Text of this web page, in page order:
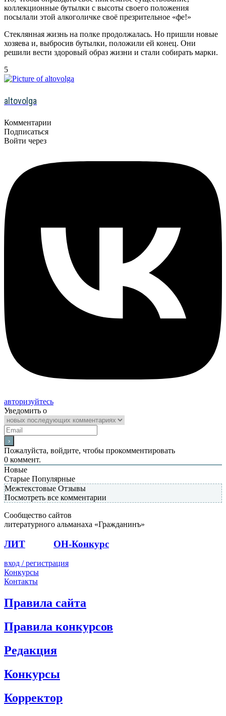
коллекционные бутылки с высоты своего положения
посылали этой алкоголичке своё презрительное «фе!»
Стеклянная жизнь на полке продолжалась. Но пришли новые
хозяева и, выбросив бутылки, положили ей конец. Они
решили вести здоровый образ жизни и стали собирать марки.
5
altovolga
Комментарии
Подписаться
Войти через
авторизуйтесь
Уведомить о
Пожалуйста, войдите, чтобы прокомментировать
0 коммент.
Новые
Старые Популярные
Межтекстовые Отзывы
Посмотреть все комментарии
Сообщество сайтов
литературного альманаха «Гражданинъ»
ЛИТ ОН-Конкурс
вход / регистрация
Конкурсы
Контакты
Правила сайта
Правила конкурсов
Редакция
Конкурсы
Корректор